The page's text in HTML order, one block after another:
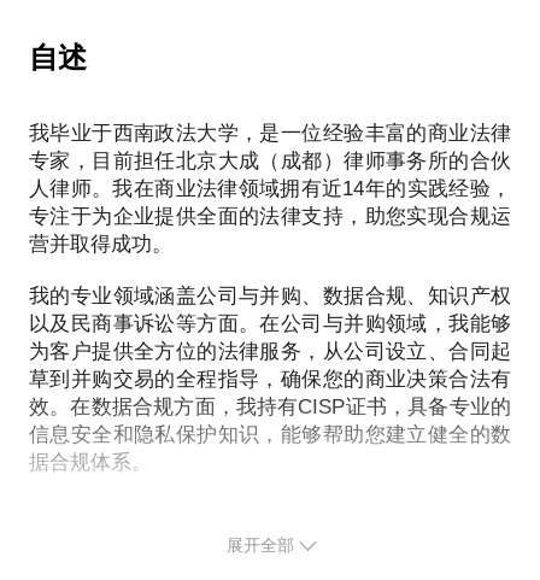
- 投资人对公司项目充满兴趣，却因初始股权架构不
合理、控制权分散而犹豫不决；
如果你正是被上述问题困扰的创业者，请立即与我联
系。我将帮助你深入理解「公司」和「股权」之间的
关系，从经济因素和控制因素两个维度出发，为你制
定科学合理、可行可信的股权制度和实施方案。同
时，通过精心设计的股权安排，我们将构建起公司、
创始人、员工和投资人之间的良性互动，确保不同阶
段、不同身份的人通过贡献获得应有的价值回报。
让股权设计成为你创业成功的助推器，让我们一起开
若遭遇商标抢注情况，我将帮助您制定相应的应对策
护您的商标权益不受侵害，维护品牌的独特性和市场
地位。
⚖️ 商标侵权维权：捍卫您的权益
权支持。从收集证据到起草维权函，从协商解决到侵
权诉讼，我将与您合作，以法律手段捍卫您的商标权
益，维护品牌声誉和市场份额。
📜 加盟政策制定：建立可持续发展的合作关系
对于拟发展加盟商，我将为您制定合适的加盟政策。
品牌授权合作的合法性和稳定性，实现双方共赢的发
解个人信息保护合规的最佳实践？无需犹豫，我们将
为您提供有针对性的咨询。
🔒 隐私安全的重要性：确保您的权益
个人信息保护合规是当今企业和个人不可忽视的重要
问题。我们将帮助您深入了解《个人信息保护法》等
法律法规，并指导您制定符合要求的个人信息保护策
略和内部控制措施。
🔐 个人信息泄露和侵害的风险：识别与应对
网络攻击、数据泄露、身份盗用等风险威胁着您的个
人信息安全。我们将帮助您识别常见的个人信息泄露
和侵害风险，并提供一系列防护和应对措施，确保您
自述
我毕业于西南政法大学，是一位经验丰富的商业法律
专家，目前担任北京大成（成都）律师事务所的合伙
人律师。我在商业法律领域拥有近14年的实践经验，
专注于为企业提供全面的法律支持，助您实现合规运
营并取得成功。
我的专业领域涵盖公司与并购、数据合规、知识产权
以及民商事诉讼等方面。在公司与并购领域，我能够
为客户提供全方位的法律服务，从公司设立、合同起
草到并购交易的全程指导，确保您的商业决策合法有
效。在数据合规方面，我持有CISP证书，具备专业的
信息安全和隐私保护知识，能够帮助您建立健全的数
据合规体系。
并降低法律风险。我深入了解商业运作的复杂性和挑
展开全部